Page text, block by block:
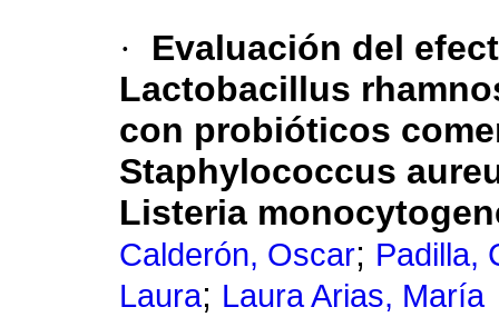
·
Evaluación del
Lactobacillus
con probióticos
Staphylococcus
Listeria
Calderón, Oscar; Padilla,
Laura; Laura Arias, María